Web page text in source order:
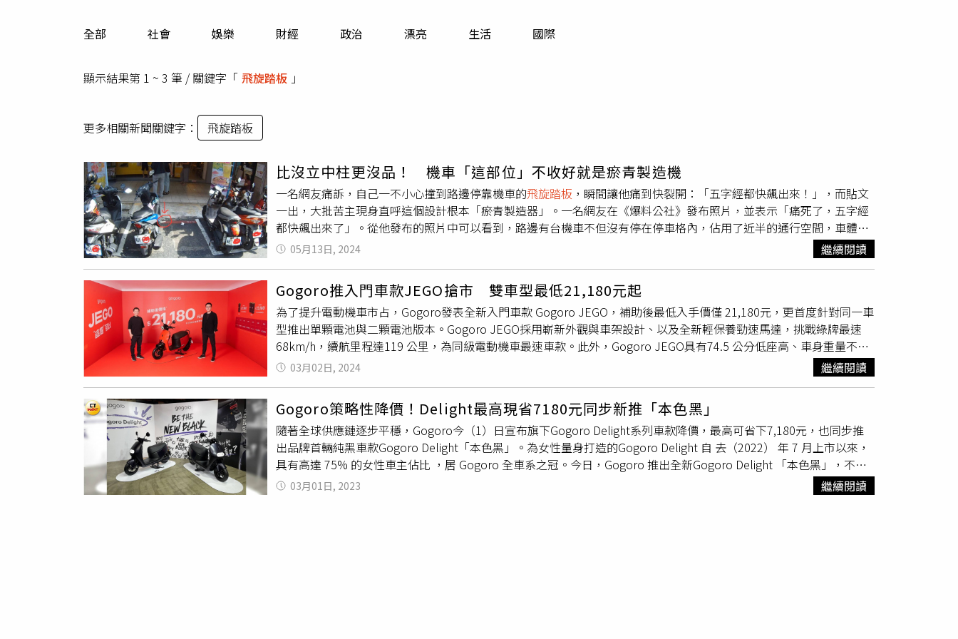
運勢
全部 社會 娛樂 財經 政治 漂亮 生活 國際
顯示結果第 1 ~ 3 筆 / 關鍵字「 飛旋踏板 」
更多相關新聞關鍵字： 飛旋踏板
比沒立中柱更沒品！ 機車「這部位」不收好就是瘀青製造機
一名網友痛訴，自己一不小心撞到路邊停靠機車的飛旋踏板 ，瞬間讓他痛到快裂開：「五字經都快飆出來！」，而貼文
一出，大批苦主現身直呼這個設計根本「瘀青製造器」。一名網友在《爆料公社》發布照片，並表示「痛死了，五字經
都快飆出來了」。從他發布的照片中可以看到，路邊有台機車不但沒有停在停車格內，佔用了近半的通行空間，車體的
飛旋踏板也高高翹起，只要行人經過時一不留意，就有可能狠狠踢到。原PO坦言，以前曾看一堆人檢討停放機車時「不
立中柱」非常沒品，但對他而言，「這個不收，比沒立中柱更加沒品」。發文簡潔，照片卻勝過千言萬語，爆料曝光後
所在門口也撞到一次」、「這個真的每次撞到會升天」。但也有不少網友表示，有時候踏板不收不是故意，是設計不
良，「有時候不是他不收，是被人擠出來了」、「這個設計超爛，只要一碰到就自己彈出，我就被自己的踏板暗算好幾
次」、「我新車配那個真想拆掉，一碰到就彈開，撞到最多次的就是我自己。」
05月13日, 2024 繼續閱讀
Gogoro推入門車款JEGO搶市 雙車型最低21,180元起
為了提升電動機車市占，Gogoro發表全新入門車款 Gogoro JEGO，補助後最低入手價僅 21,180元，更首度針對同一車
型推出單顆電池與二顆電池版本。Gogoro JEGO採用嶄新外觀與車架設計、以及全新輕保養勁速馬達，挑戰綠牌最速
68km/h，續航里程達119 公里，為同級電動機車最速車款。此外，Gogoro JEGO具有74.5 公分低座高、車身重量不含
電池為 77 公斤，一鍵自動倒車功能與省力中柱；並搭載同級唯一SBS前後雙碟煞系統14，有效穩定車身並縮短煞車距
及後扶手。Gogoro JEGO 推出單顆電
池及兩顆電池版本，不含補助售價分別為57,980元、59,980 元，扣除補助後最低入手價21,180 元。同時，Gogoro
JEGO兩款車型均提供「這個紅、這個黃、這個藍、這個白、這個灰」5種色彩。Gogoro表示，即日起至31日止，所有
Gogoro與PBGN指定車款即可選購「199隨你騎 限時新購資費方案」或「499隨你騎 限時新購資費方案」，每公里花費
最低0.2 元。
03月02日, 2024 繼續閱讀
Gogoro策略性降價！Delight最高現省7180元同步新推「本色黑」
隨著全球供應鏈逐步平穩，Gogoro今（1）日宣布旗下Gogoro Delight系列車款降價，最高可省下7,180元，也同步推
出品牌首輛純黑車款Gogoro Delight「本色黑」。為女性量身打造的Gogoro Delight 自 去（2022） 年 7 月上市以來，
具有高達 75% 的女性車主佔比 ，居 Gogoro 全車系之冠。今日，Gogoro 推出全新Gogoro Delight 「本色黑」，不僅
標配TCS循跡防滑系統，更獻上期間限定的「車身客製化刻字」服務，為愛車加上獨一無二的專屬識別。標配TCS循跡防
滑系統以外，更具有「車身客製化刻字」服務。（圖／劉芯衣攝）農曆年過後，Gogoro便進行策略性調降車價，在1月
03月01日, 2023 繼續閱讀